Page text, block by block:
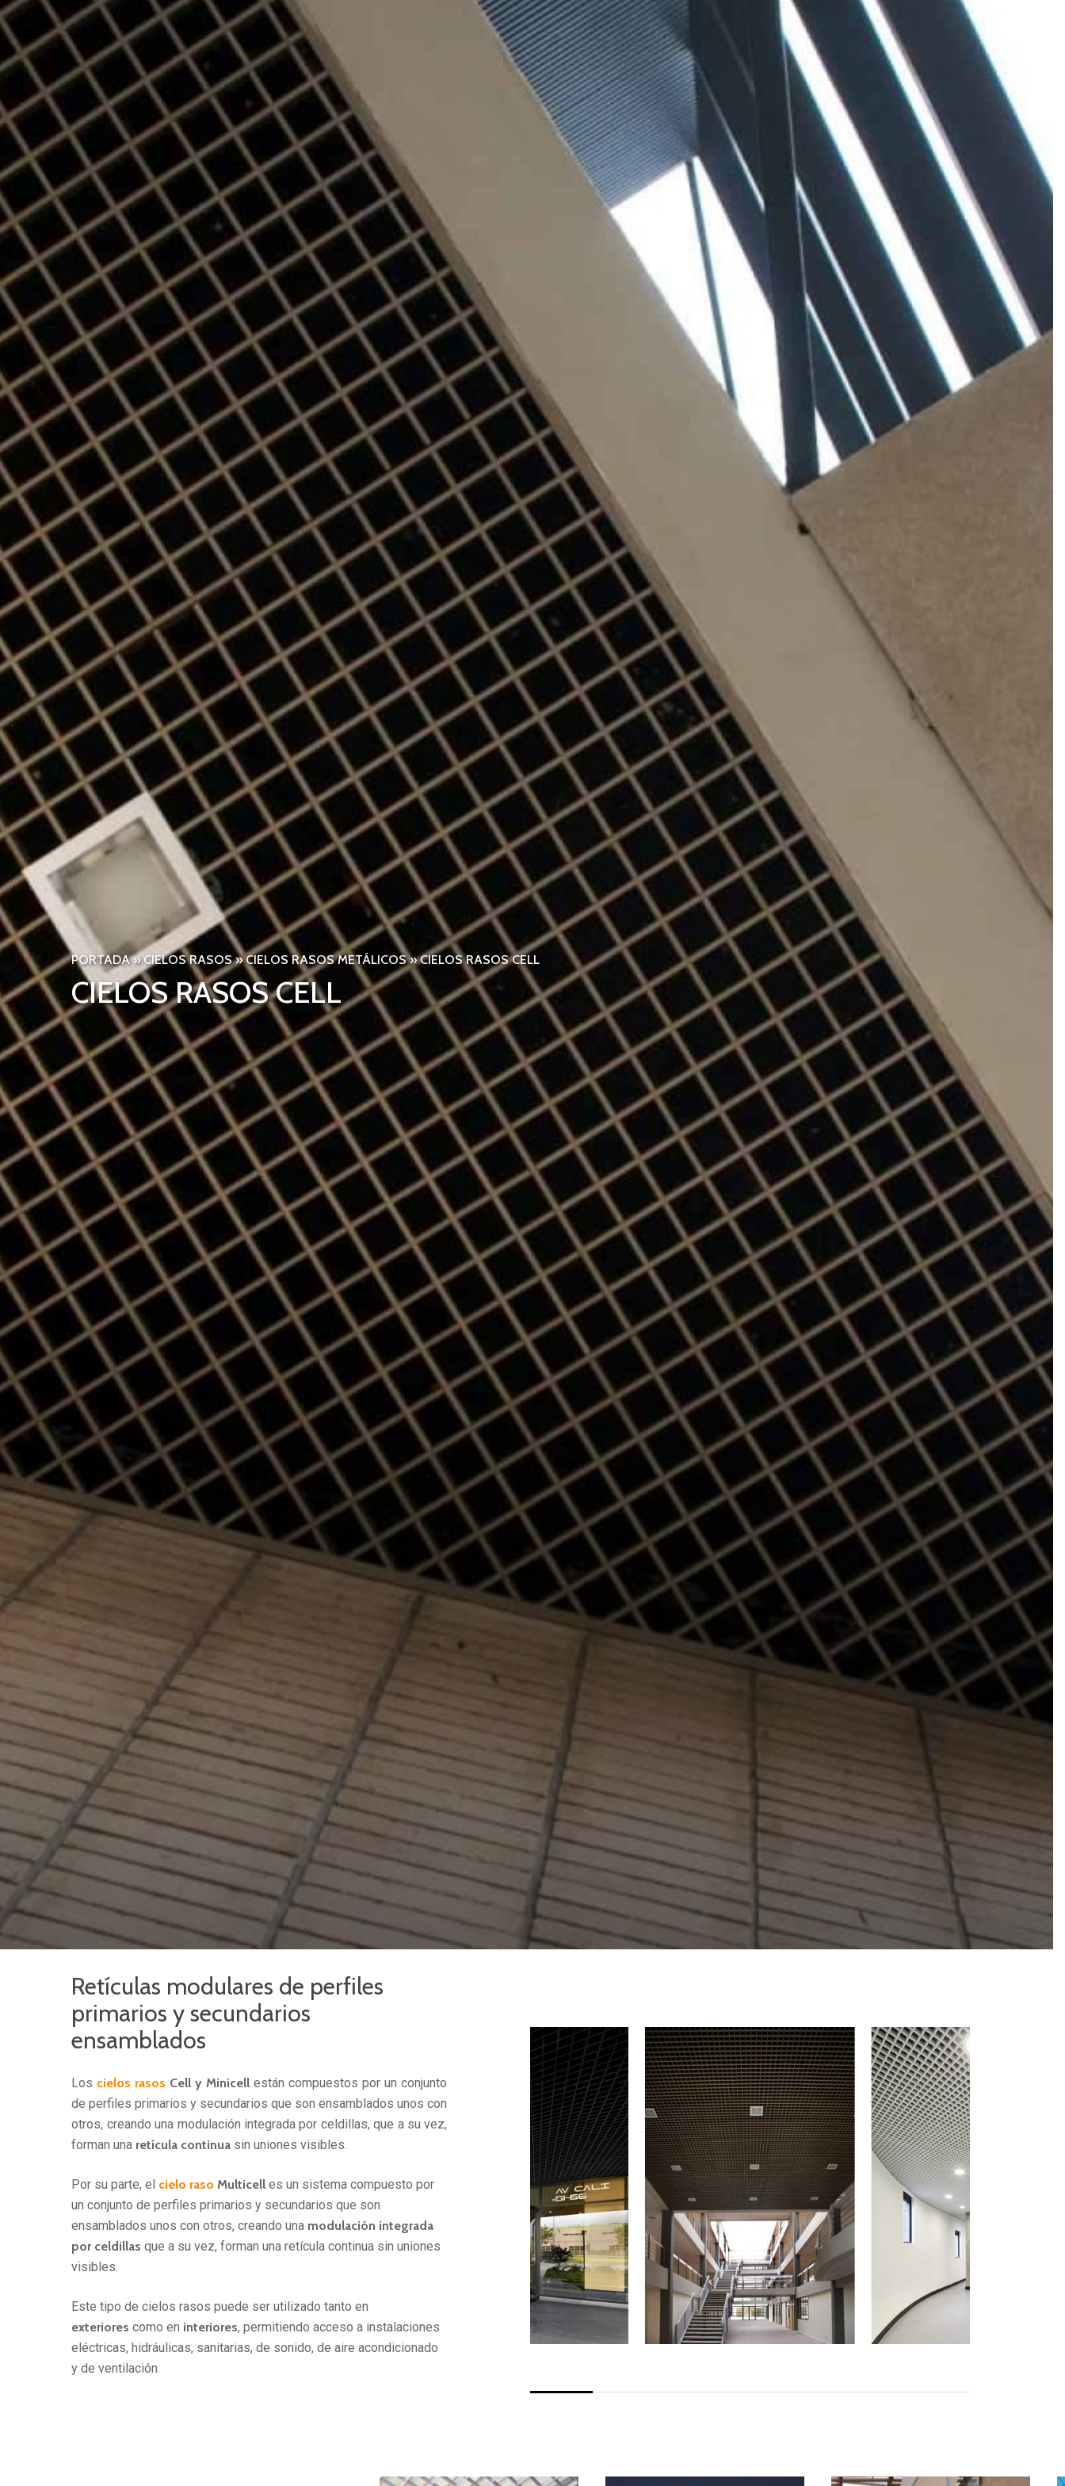
PORTADA»CIELOS RASOS»CIELOS RASOS METÁLICOS»CIELOS RASOS CELL
CIELOS RASOS CELL
Retículas modulares de perfiles
primarios y secundarios
ensamblados
Los cielos rasos Cell y Minicell están compuestos por un conjunto
de perfiles primarios y secundarios que son ensamblados unos con
otros, creando una modulación integrada por celdillas, que a su vez,
forman una retícula continua sin uniones visibles.
Por su parte, el cielo raso Multicell es un sistema compuesto por
un conjunto de perfiles primarios y secundarios que son
ensamblados unos con otros, creando una modulación integrada
por celdillasque a su vez, forman una retícula continua sin uniones
visibles.
Este tipo de cielos rasos puede ser utilizado tanto en
exteriores como en interiores, permitiendo acceso a instalaciones
eléctricas, hidráulicas, sanitarias, de sonido, de aire acondicionado
y de ventilación.